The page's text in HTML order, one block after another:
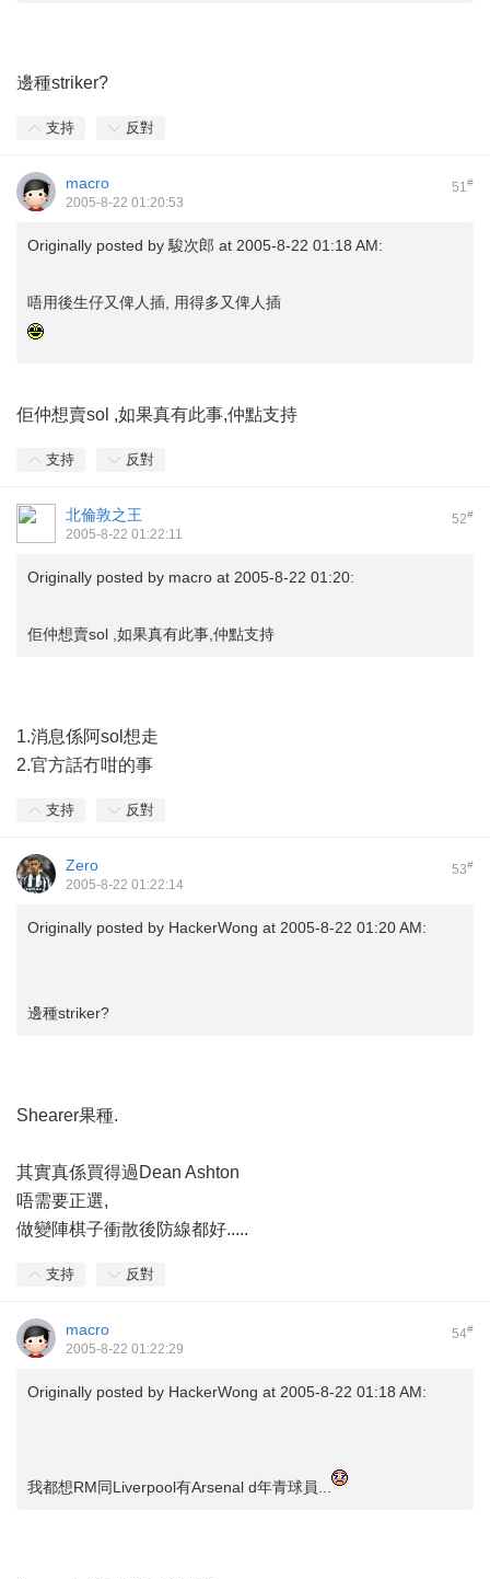
邊種striker?
支持 反對
51#
macro
2005-8-22 01:20:53
Originally posted by 駿次郎 at 2005-8-22 01:18 AM:
唔用後生仔又俾人插, 用得多又俾人插
佢仲想賣sol ,如果真有此事,仲點支持
支持 反對
52#
北倫敦之王
2005-8-22 01:22:11
Originally posted by macro at 2005-8-22 01:20:
佢仲想賣sol ,如果真有此事,仲點支持
1.消息係阿sol想走
2.官方話冇咁的事
支持 反對
53#
Zero
2005-8-22 01:22:14
Originally posted by HackerWong at 2005-8-22 01:20 AM:
邊種striker?
Shearer果種.
其實真係買得過Dean Ashton
唔需要正選,
做變陣棋子衝散後防線都好.....
支持 反對
54#
macro
2005-8-22 01:22:29
Originally posted by HackerWong at 2005-8-22 01:18 AM:
我都想RM同Liverpool有Arsenal d年青球員...